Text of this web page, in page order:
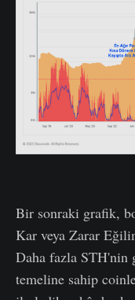
Bir sonraki grafik,
Kar veya Zarar
Daha fazla STH'nin
temeline sahip